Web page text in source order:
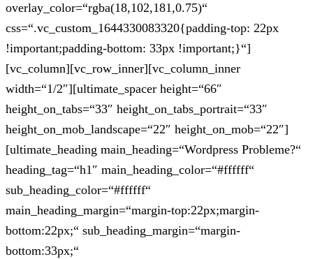
overlay_color=“rgba(18,102,181,0.75)“
css=“.vc_custom_1644330083320{padding-top: 22px
!important;padding-bottom: 33px !important;}“]
[vc_column][vc_row_inner][vc_column_inner
width=“1/2″][ultimate_spacer height=“66″
height_on_tabs=“33″ height_on_tabs_portrait=“33″
height_on_mob_landscape=“22″ height_on_mob=“22″]
[ultimate_heading main_heading=“Wordpress Probleme?“
heading_tag=“h1″ main_heading_color=“#ffffff“
sub_heading_color=“#ffffff“
main_heading_margin=“margin-top:22px;margin-
bottom:22px;“ sub_heading_margin=“margin-
bottom:33px;“